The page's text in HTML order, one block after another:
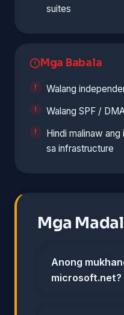
suites
Mga Babala
Walang
Walang SPF /
Hindi malinaw
sa infrastructure
Mga
Anong
microsoft.net?